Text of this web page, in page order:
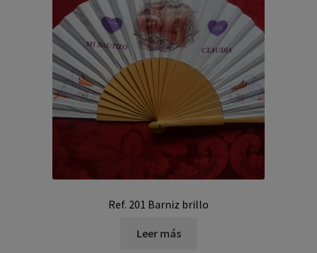
Ref. 201 Barniz brillo
Leer más